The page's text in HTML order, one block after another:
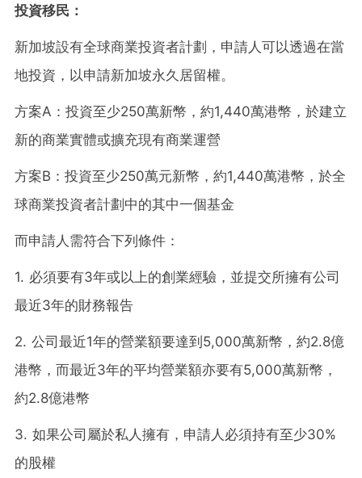
投資移民：
新加坡設有全球商業投資者計劃，申請人可以透過在當
地投資，以申請新加坡永久居留權。
方案A：投資至少250萬新幣，約1,440萬港幣，於建立
新的商業實體或擴充現有商業運營
方案B：投資至少250萬元新幣，約1,440萬港幣，於全
球商業投資者計劃中的其中一個基金
而申請人需符合下列條件：
1. 必須要有3年或以上的創業經驗，並提交所擁有公司
最近3年的財務報告
2. 公司最近1年的營業額要達到5,000萬新幣，約2.8億
港幣，而最近3年的平均營業額亦要有5,000萬新幣，
約2.8億港幣
3. 如果公司屬於私人擁有，申請人必須持有至少30%
的股權